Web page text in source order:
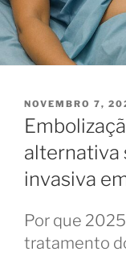
PUBLICADO
EM
NOVEMBRO 7,
alternativa
invasiva
Por que
tratamento